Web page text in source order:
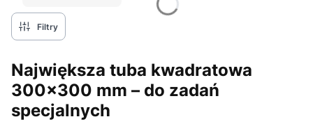
Filtry
Największa tuba kwadratowa
300x300 mm – do zadań
specjalnych